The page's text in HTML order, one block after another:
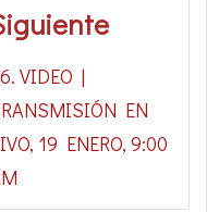
VIDEO |
EN
19 ENERO, 9:00